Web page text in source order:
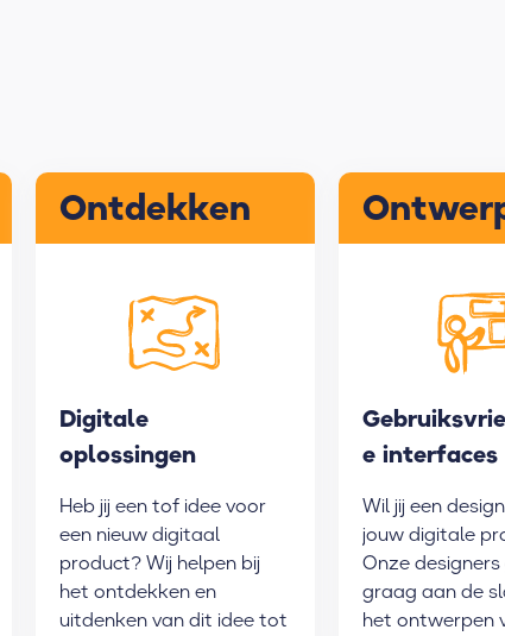
Ontdekken
Digitale
oplossingen
ontdekken en
uitdenken
Heb jij een tof idee voor
een nieuw digitaal
product? Wij helpen bij
het ontdekken en
uitdenken van dit idee tot
e interfaces
ontwerpen
Wil jij een
jouw digitale
Onze
graag aan de
het ontwerpen